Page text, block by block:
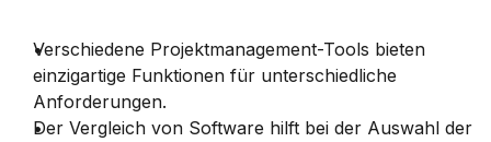
Verschiedene Projektmanagement-Tools bieten
einzigartige Funktionen für unterschiedliche
Anforderungen.
Der Vergleich von Software hilft bei der Auswahl der